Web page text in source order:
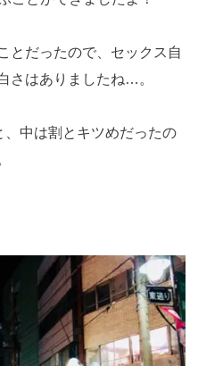
とだったので、セックス自
さはありましたね…。
、中は割とキツめだったの